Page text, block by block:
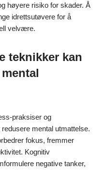
høyere risiko for skader. Å
idrettsutøvere for å
velvære.
teknikker kan
praksiser og
mental utmattelse.
fokus, fremmer
Kognitiv
negative tanker,